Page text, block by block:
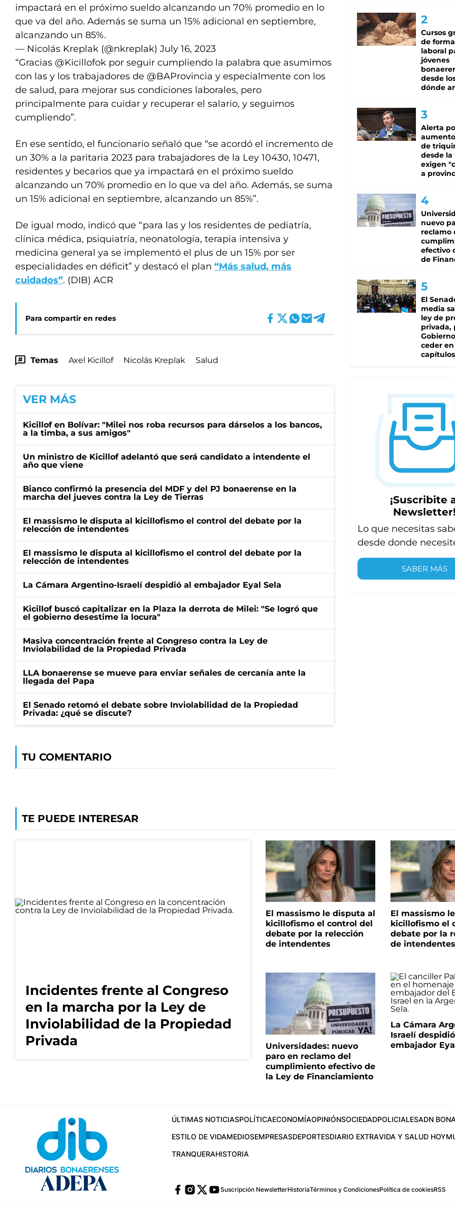
impactará en el próximo sueldo alcanzando un 70% promedio en lo
que va del año. Además se suma un 15% adicional en septiembre,
alcanzando un 85%.
— Nicolás Kreplak (@nkreplak) July 16, 2023
“Gracias @Kicillofok por seguir cumpliendo la palabra que asumimos
con las y los trabajadores de @BAProvincia y especialmente con los
de salud, para mejorar sus condiciones laborales, pero
principalmente para cuidar y recuperar el salario, y seguimos
cumpliendo”.
En ese sentido, el funcionario señaló que “se acordó el incremento de
un 30% a la paritaria 2023 para trabajadores de la Ley 10430, 10471,
residentes y becarios que ya impactará en el próximo sueldo
alcanzando un 70% promedio en lo que va del año. Además, se suma
un 15% adicional en septiembre, alcanzando un 85%”.
De igual modo, indicó que “para las y los residentes de pediatría,
clínica médica, psiquiatría, neonatología, terapia intensiva y
medicina general ya se implementó el plus de un 15% por ser
especialidades en déficit” y destacó el plan “Más salud, más
cuidados”. (DIB) ACR
Para compartir en redes
Temas Axel Kicillof Nicolás Kreplak Salud
VER MÁS
Kicillof en Bolívar: "Milei nos roba recursos para dárselos a los bancos,
a la timba, a sus amigos"
Un ministro de Kicillof adelantó que será candidato a intendente el
año que viene
Bianco confirmó la presencia del MDF y del PJ bonaerense en la
marcha del jueves contra la Ley de Tierras
El massismo le disputa al kicillofismo el control del debate por la
relección de intendentes
El massismo le disputa al kicillofismo el control del debate por la
relección de intendentes
La Cámara Argentino-Israelí despidió al embajador Eyal Sela
Kicillof buscó capitalizar en la Plaza la derrota de Milei: "Se logró que
el gobierno desestime la locura"
Masiva concentración frente al Congreso contra la Ley de
Inviolabilidad de la Propiedad Privada
LLA bonaerense se mueve para enviar señales de cercanía ante la
llegada del Papa
El Senado retomó el debate sobre Inviolabilidad de la Propiedad
Privada: ¿qué se discute?
TU COMENTARIO
Cursos
de
laboral
jóvenes
desde
dónde
Alerta
de
desde la
exigen
a
nuevo
reclamo
efectivo
de
El
media
ley de
privada,
ceder
capítulos
¡Suscribite
Newsletter!
Lo que necesitas
desde donde
SABER MÁS
TE PUEDE INTERESAR
Incidentes frente al Congreso
en la marcha por la Ley de
Inviolabilidad de la Propiedad
Privada
El massismo le disputa al
kicillofismo el control del
debate por la relección
de intendentes
El massismo
kicillofismo el
debate por la
de intendentes
Universidades: nuevo
paro en reclamo del
cumplimiento efectivo de
la Ley de Financiamiento
La Cámara
Israelí
embajador
ÚLTIMAS NOTICIASPOLÍTICAECONOMÍAOPINIÓNSOCIEDADPOLICIALESADN
ESTILO DE VIDAMEDIOSEMPRESASDEPORTESDIARIO EXTRAVIDA Y SALUD HOY
TRANQUERAHISTORIA
Suscripción NewsletterHistoriaTérminos y CondicionesPolítica de cookiesRSS